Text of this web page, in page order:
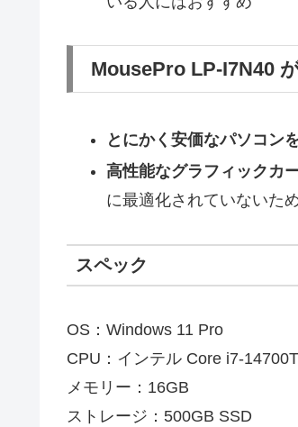
MousePro LP-I7N40
とにかく安価なパソコン
高性能なグラフィックカ
に最適化されていないた
スペック
OS：Windows 11 Pro
CPU：インテル Core i7-
メモリー：16GB
ストレージ：500GB SSD